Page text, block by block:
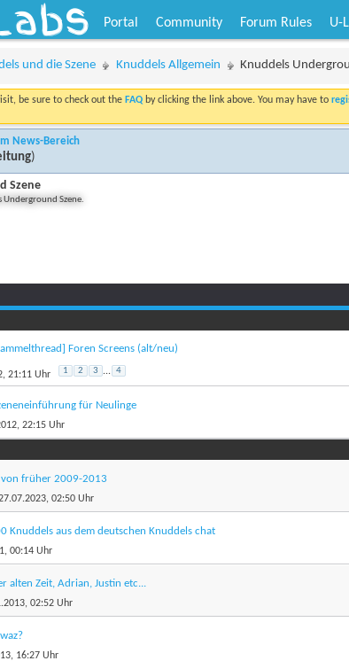
Portal Community Forum Rules U-
und die Szene Knuddels Allgemein Knuddels
be sure to check out the FAQ by clicking the link above. You may have to
News-Bereich
)
Szene
Underground Szene.
Foren Screens (alt/neu)
21:11 Uhr 1 2 3 ... 4
für Neulinge
22:15 Uhr
von früher 2009-2013
02:50 Uhr
Knuddels aus dem deutschen Knuddels chat
00:14 Uhr
alten Zeit, Adrian, Justin etc...
02:52 Uhr
16:27 Uhr